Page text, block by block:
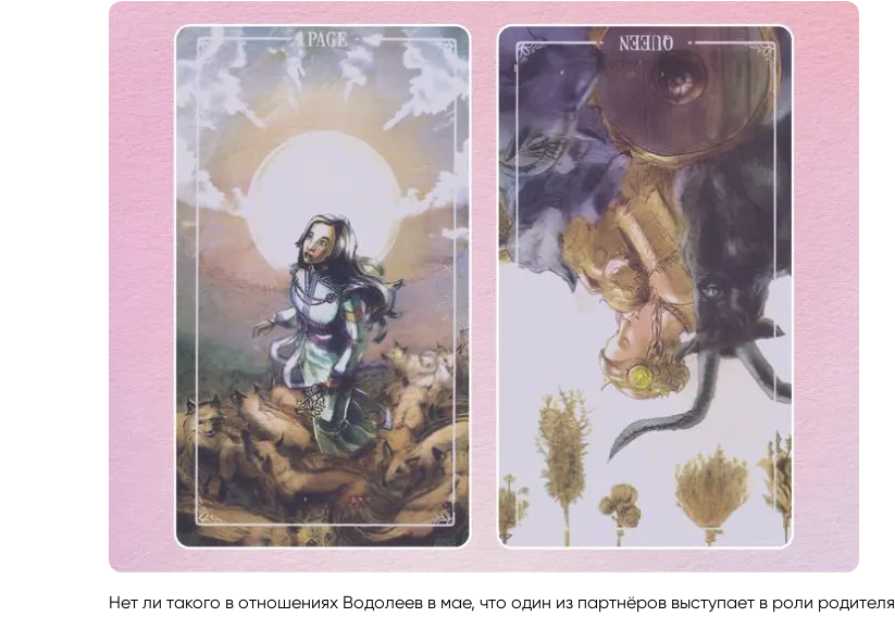
Нет ли такого в отношениях Водолеев в мае, что один из партнёров выступает в роли родителя